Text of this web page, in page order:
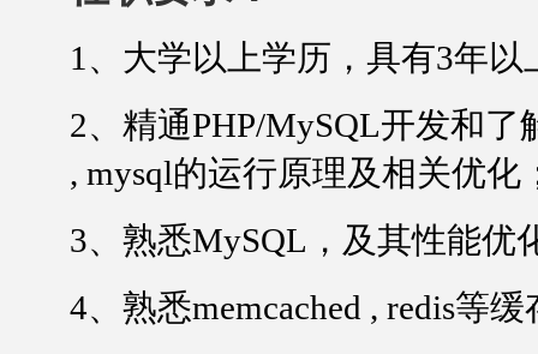
1 、大学以上学历，具有3年以
2、精通PHP/MySQL开发和了
, mysql的运行原理及相关优化
3、熟悉MySQL ，及其性能
4、 熟悉memcached , redis等缓